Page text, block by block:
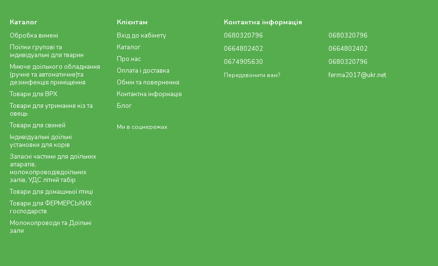
Каталог
Обробка вимені
Поїлки групові та
індивідуальні для тварин
Миюче доїльного обладнання
(ручне та автоматичне)та
дезинфекція приміщення
Товари для ВРХ
Товари для утримання кіз та
овець
Товари для свиней
Індивідуальні доїльні
установки для корів
Запасні частини для доїльних
апаратів,
молокопроводівдоїльних
залів, УДС літній табір
Товари для домашньої птиці
Товари для ФЕРМЕРСЬКИХ
господарств
Молокопроводи та Доїльні
зали
Клієнтам
Вхід до кабінету
Каталог
Про нас
Оплата і доставка
Обмін та повернення
Контактна інформація
Блог
Ми в соцмережах
Контактна інформація
0680320796
0664802402
0674905630
Передзвонити вам?
0680320796
0664802402
0680320796
ferma2017@ukr.net